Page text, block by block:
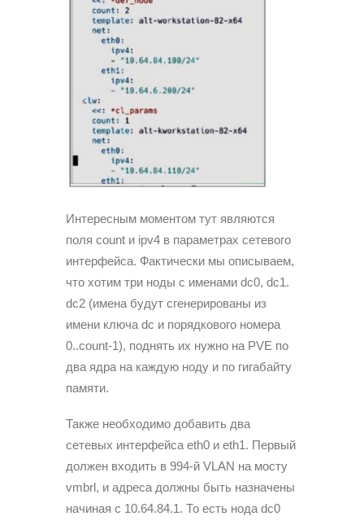
Интересным моментом тут являются
поля count и ipv4 в параметрах сетевого
интерфейса. Фактически мы описываем,
что хотим три ноды с именами dc0, dc1.
dc2 (имена будут сгенерированы из
имени ключа dc и порядкового номера
0..count-1), поднять их нужно на PVE по
два ядра на каждую ноду и по гигабайту
памяти.
Также необходимо добавить два
сетевых интерфейса eth0 и eth1. Первый
должен входить в 994-й VLAN на мосту
vmbrl, и адреса должны быть назначены
начиная с 10.64.84.1. То есть нода dc0